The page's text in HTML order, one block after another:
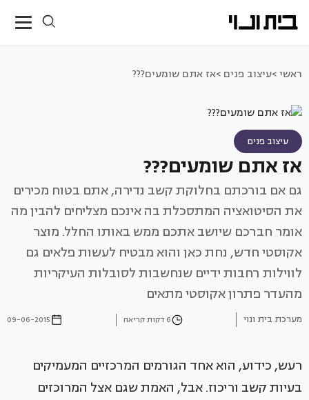
ראשי >עיצוב פנים >אז אתם שומעים???
עיצוב פנים
אז אתם שומעים???
גם אם בורכתם בחלוקת קשב נדירה, אתם בטוח מכירים
את הסיטואציה המתסכלת בה אינכם מצליחים להבין מה
אומר חברכם שיושב אתכם ממש באותו החלל. מוצר
אקוסטי חדש, נחת כאן והוא מבטיח לעשות פלאים גם
לווילות רחבות ידיים שנחשבות לסובלות העיקריות
מהעדר פתרון אקוסטי מתאים
מערכת בית ונוי 6 דקות קריאה 09-06-2015
רעש, כידוע, הוא אחד הגורמים המרכזיים המעמיקים
בעיות קשב וריכוז. אבל, האמת שגם אצל המרוכזים